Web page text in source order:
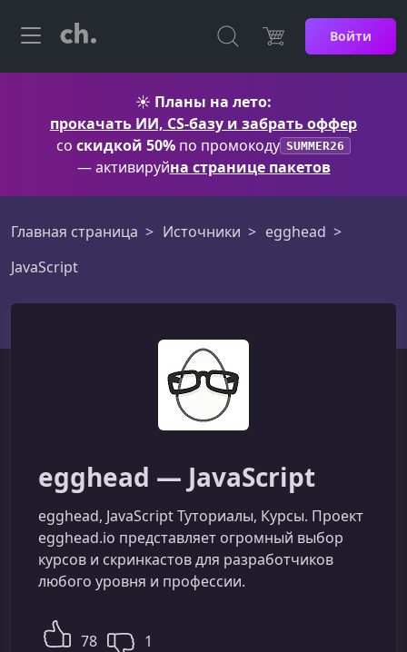
Войти
☀️ Планы на лето:
прокачать ИИ, CS-базу и забрать оффер
со скидкой 50% по промокоду SUMMER26
— активируйна странице пакетов
Главная страница Источники
egghead
JavaScript
egghead — JavaScript
egghead, JavaScript Туториалы, Курсы. Проект
egghead.io представляет огромный выбор
курсов и скринкастов для разработчиков
любого уровня и профессии.
78 1